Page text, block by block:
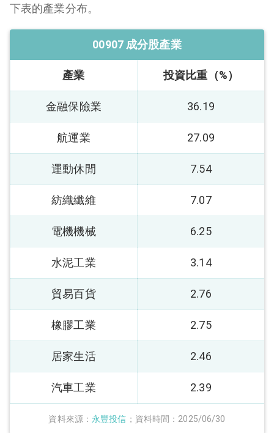
下表的產業分布。
資料來源： 永豐投信 ；資料時間：2025/06/30
00907 成分股產業
產業 投資比重（%）
金融保險業 36.19
航運業 27.09
運動休閒 7.54
紡織纖維 7.07
電機機械 6.25
水泥工業 3.14
貿易百貨 2.76
橡膠工業 2.75
居家生活 2.46
汽車工業 2.39